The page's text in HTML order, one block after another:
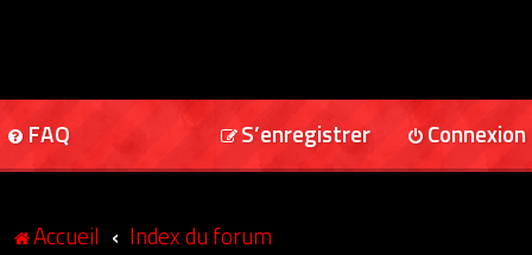
FAQ Connexion
S’enregistrer
Accueil Index du forum